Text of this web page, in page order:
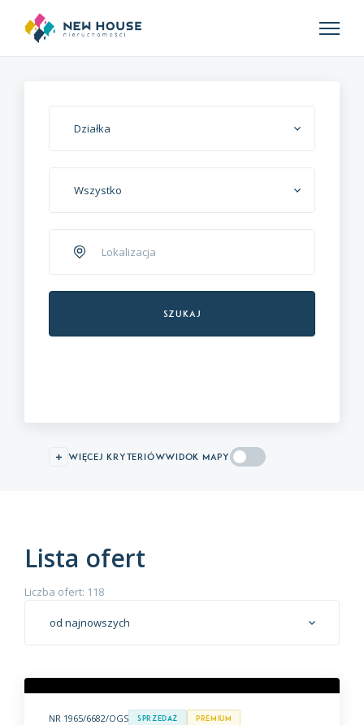
Działka
Wszystko
Szukaj
więcej kryteriówWIDOK MAPY
Lista ofert
Liczba ofert: 118
od najnowszych
NR 1965/6682/OGS Sprzedaż premium